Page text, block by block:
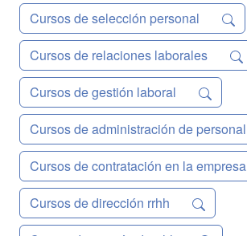
Cursos de selección personal
Cursos de relaciones laborales
Cursos de gestión laboral
Cursos de administración de personal
Cursos de contratación en la empresa
Cursos de dirección rrhh